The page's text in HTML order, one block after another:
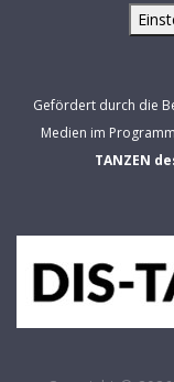
Gefördert durch die
Medien im Programm
TANZEN